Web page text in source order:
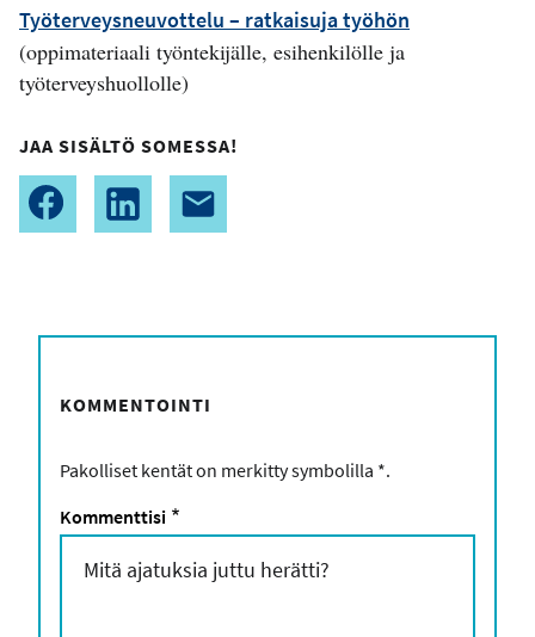
Työterveysneuvottelu – ratkaisuja työhön
(oppimateriaali työntekijälle, esihenkilölle ja
työterveyshuollolle)
JAA SISÄLTÖ SOMESSA!
KOMMENTOINTI
Pakolliset kentät on merkitty symbolilla *.
Kommenttisi *